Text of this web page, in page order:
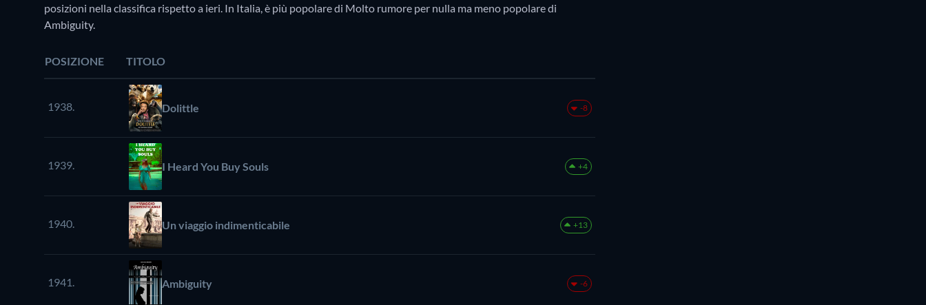
posizioni nella classifica rispetto a ieri. In Italia, è più popolare di Molto rumore per nulla ma meno popolare di
Ambiguity.
POSIZIONE TITOLO
1938. Dolittle -8
1939. I Heard You Buy Souls +4
1940. Un viaggio indimenticabile +13
1941. Ambiguity -6